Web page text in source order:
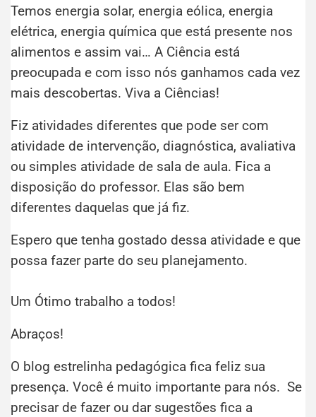
Temos energia solar, energia eólica, energia
elétrica, energia química que está presente nos
alimentos e assim vai… A Ciência está
preocupada e com isso nós ganhamos cada vez
mais descobertas. Viva a Ciências!
Fiz atividades diferentes que pode ser com
atividade de intervenção, diagnóstica, avaliativa
ou simples atividade de sala de aula. Fica a
disposição do professor. Elas são bem
diferentes daquelas que já fiz.
Espero que tenha gostado dessa atividade e que
possa fazer parte do seu planejamento.
Um Ótimo trabalho a todos!
Abraços!
O blog estrelinha pedagógica fica feliz sua
presença. Você é muito importante para nós. Se
precisar de fazer ou dar sugestões fica a